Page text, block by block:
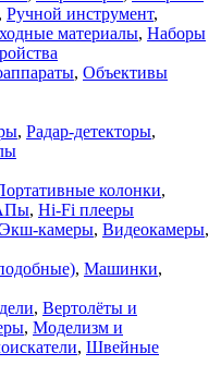
, Ручной инструмент,
материалы, Наборы
, Объективы
, Радар-детекторы,
колонки,
, Hi-Fi плееры
Экш-камеры, Видеокамеры,
, Машинки,
, Вертолёты и
, Моделизм и
, Швейные